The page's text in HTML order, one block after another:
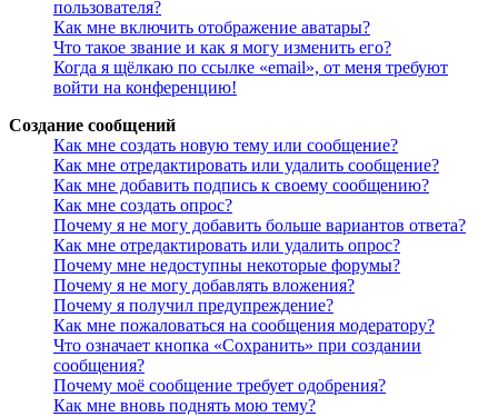
пользователя?
Как мне включить отображение аватары?
Что такое звание и как я могу изменить его?
Когда я щёлкаю по ссылке «email», от меня требуют
войти на конференцию!
Создание сообщений
Как мне создать новую тему или сообщение?
Как мне отредактировать или удалить сообщение?
Как мне добавить подпись к своему сообщению?
Как мне создать опрос?
Почему я не могу добавить больше вариантов ответа?
Как мне отредактировать или удалить опрос?
Почему мне недоступны некоторые форумы?
Почему я не могу добавлять вложения?
Почему я получил предупреждение?
Как мне пожаловаться на сообщения модератору?
Что означает кнопка «Сохранить» при создании
сообщения?
Почему моё сообщение требует одобрения?
Как мне вновь поднять мою тему?